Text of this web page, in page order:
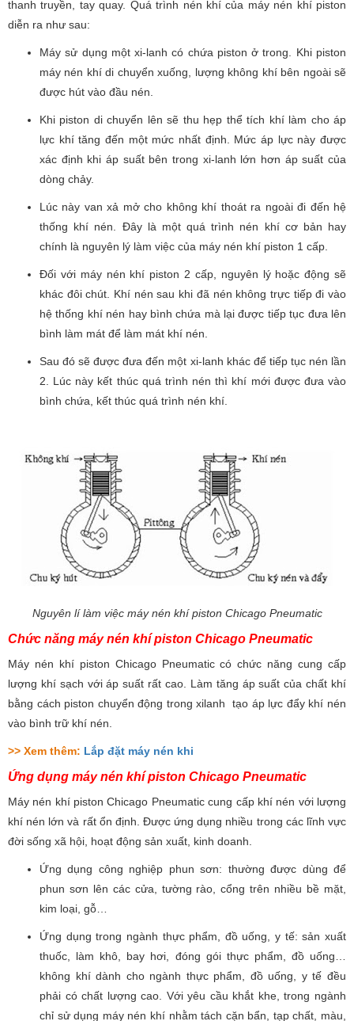
thanh truyền, tay quay. Quá trình nén khí của máy nén khí piston
diễn ra như sau:
Máy sử dụng một xi-lanh có chứa piston ở trong. Khi piston
máy nén khí di chuyển xuống, lượng không khí bên ngoài sẽ
được hút vào đầu nén.
Khi piston di chuyển lên sẽ thu hẹp thể tích khí làm cho áp
lực khí tăng đến một mức nhất định. Mức áp lực này được
xác định khi áp suất bên trong xi-lanh lớn hơn áp suất của
dòng chảy.
Lúc này van xả mở cho không khí thoát ra ngoài đi đến hệ
thống khí nén. Đây là một quá trình nén khí cơ bản hay
chính là nguyên lý làm việc của máy nén khí piston 1 cấp.
Đối với máy nén khí piston 2 cấp, nguyên lý hoặc động sẽ
khác đôi chút. Khí nén sau khi đã nén không trực tiếp đi vào
hệ thống khí nén hay bình chứa mà lại được tiếp tục đưa lên
bình làm mát để làm mát khí nén.
Sau đó sẽ được đưa đến một xi-lanh khác để tiếp tục nén lần
2. Lúc này kết thúc quá trình nén thì khí mới được đưa vào
bình chứa, kết thúc quá trình nén khí.
Nguyên lí làm việc máy nén khí piston Chicago Pneumatic
Chức năng máy nén khí piston Chicago Pneumatic
Máy nén khí piston Chicago Pneumatic có chức năng cung cấp
lượng khí sạch với áp suất rất cao. Làm tăng áp suất của chất khí
bằng cách piston chuyển động trong xilanh tạo áp lực đẩy khí nén
vào bình trữ khí nén.
>> Xem thêm: Lắp đặt máy nén khi
Ứng dụng máy nén khí piston Chicago Pneumatic
Máy nén khí piston Chicago Pneumatic cung cấp khí nén với lượng
khí nén lớn và rất ổn định. Được ứng dụng nhiều trong các lĩnh vực
đời sống xã hội, hoạt động sản xuất, kinh doanh.
Ứng dụng công nghiệp phun sơn: thường được dùng để
phun sơn lên các cửa, tường rào, cổng trên nhiều bề mặt,
kim loại, gỗ…
Ứng dụng trong ngành thực phẩm, đồ uống, y tế: sản xuất
thuốc, làm khô, bay hơi, đóng gói thực phẩm, đồ uống…
không khí dành cho ngành thực phẩm, đồ uống, y tế đều
phải có chất lượng cao. Với yêu cầu khắt khe, trong ngành
chỉ sử dụng máy nén khí nhằm tách cặn bẩn, tạp chất, màu,